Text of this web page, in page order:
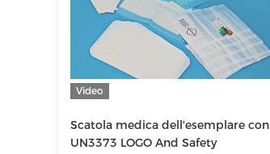
Video
Scatola medica dell'esemplare con
UN3373 LOGO And Safety